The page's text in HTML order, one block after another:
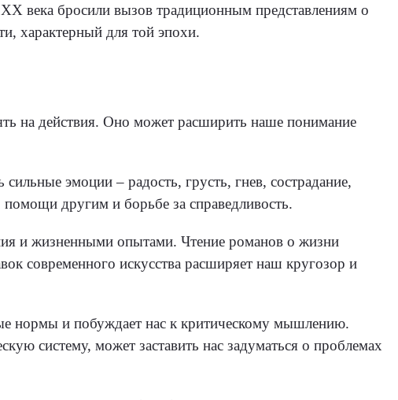
века бросили вызов традиционным представлениям о
характерный для той эпохи.
на действия. Оно может расширить наше понимание
эмоции – радость, грусть, гнев, сострадание,
другим и борьбе за справедливость.
и жизненными опытами. Чтение романов о жизни
современного искусства расширяет наш кругозор и
нормы и побуждает нас к критическому мышлению.
систему, может заставить нас задуматься о проблемах